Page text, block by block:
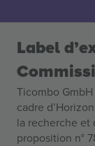
Label
Ticombo
cadre
la recherche et
proposition n°